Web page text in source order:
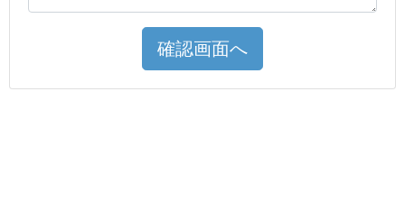
確認画面へ